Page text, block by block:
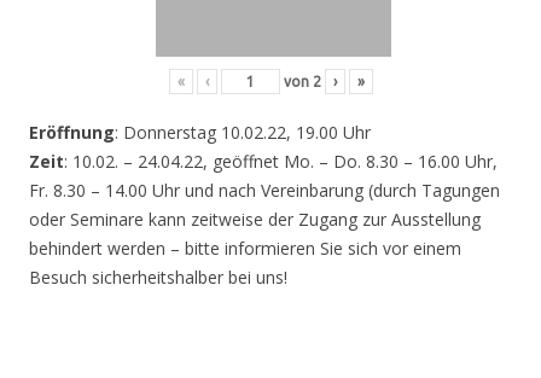
« ‹ von 2 › »
Eröffnung: Donnerstag 10.02.22, 19.00 Uhr
Zeit: 10.02. – 24.04.22, geöffnet Mo. – Do. 8.30 – 16.00 Uhr,
Fr. 8.30 – 14.00 Uhr und nach Vereinbarung (durch Tagungen
oder Seminare kann zeitweise der Zugang zur Ausstellung
behindert werden – bitte informieren Sie sich vor einem
Besuch sicherheitshalber bei uns!